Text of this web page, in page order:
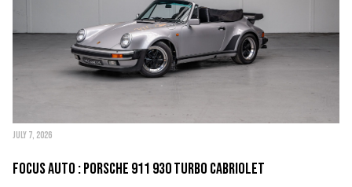
JULY 7, 2026
Focus Auto : Porsche 911 930 Turbo Cabriolet